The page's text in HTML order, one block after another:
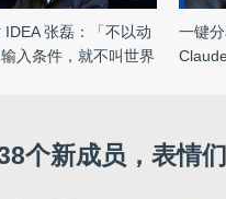
IDEA 张磊：「不以动
入条件，就不叫世界
一键
个新成员，表情